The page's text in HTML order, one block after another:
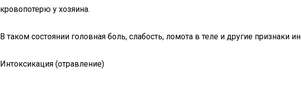
кровопотерю у хозяина.
В таком состоянии головная боль, слабость, ломота в теле и другие
Интоксикация (отравление)